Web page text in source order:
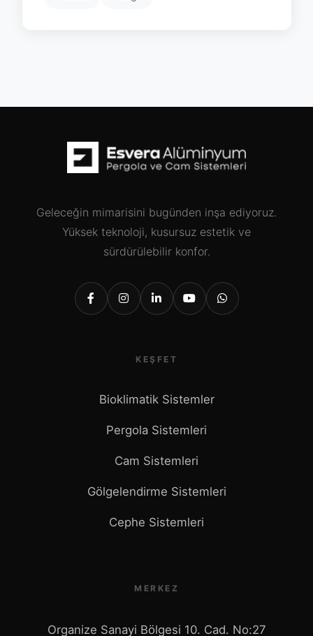
Geleceğin mimarisini bugünden inşa ediyoruz.
Yüksek teknoloji, kusursuz estetik ve
sürdürülebilir konfor.
KEŞFET
Bioklimatik Sistemler
Pergola Sistemleri
Cam Sistemleri
Gölgelendirme Sistemleri
Cephe Sistemleri
MERKEZ
Organize Sanayi Bölgesi 10. Cad. No:27